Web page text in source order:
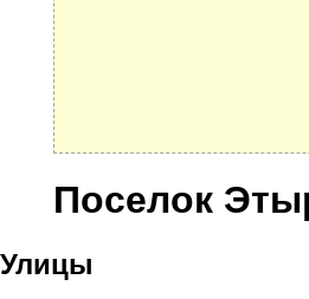
Поселок
Улицы